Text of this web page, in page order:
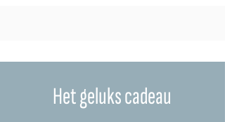
Het geluks cadeau